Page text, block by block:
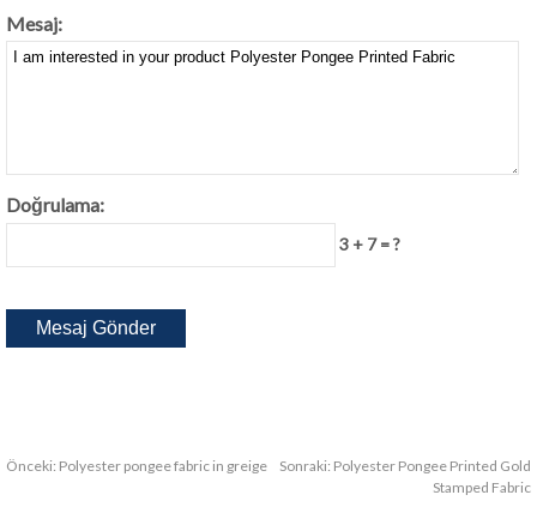
Mesaj:
Doğrulama:
3 + 7 = ?
Önceki: Polyester pongee fabric in greige Sonraki: Polyester Pongee Printed Gold
Stamped Fabric